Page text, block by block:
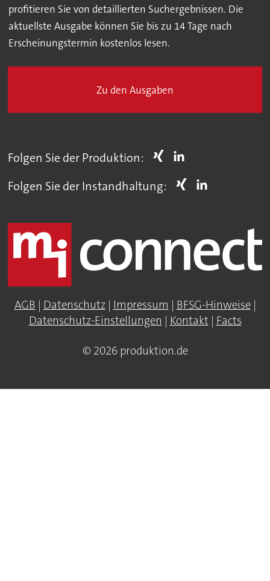
profitieren Sie von detaillierten Suchergebnissen. Die
aktuellste Ausgabe können Sie bis zu 14 Tage nach
Erscheinungstermin kostenlos lesen.
Zu den Ausgaben
Folgen Sie der Produktion:
Folgen Sie der Instandhaltung:
AGB | Datenschutz| Impressum | BFSG-Hinweise|
Datenschutz-Einstellungen | Kontakt| Facts
© 2026 produktion.de